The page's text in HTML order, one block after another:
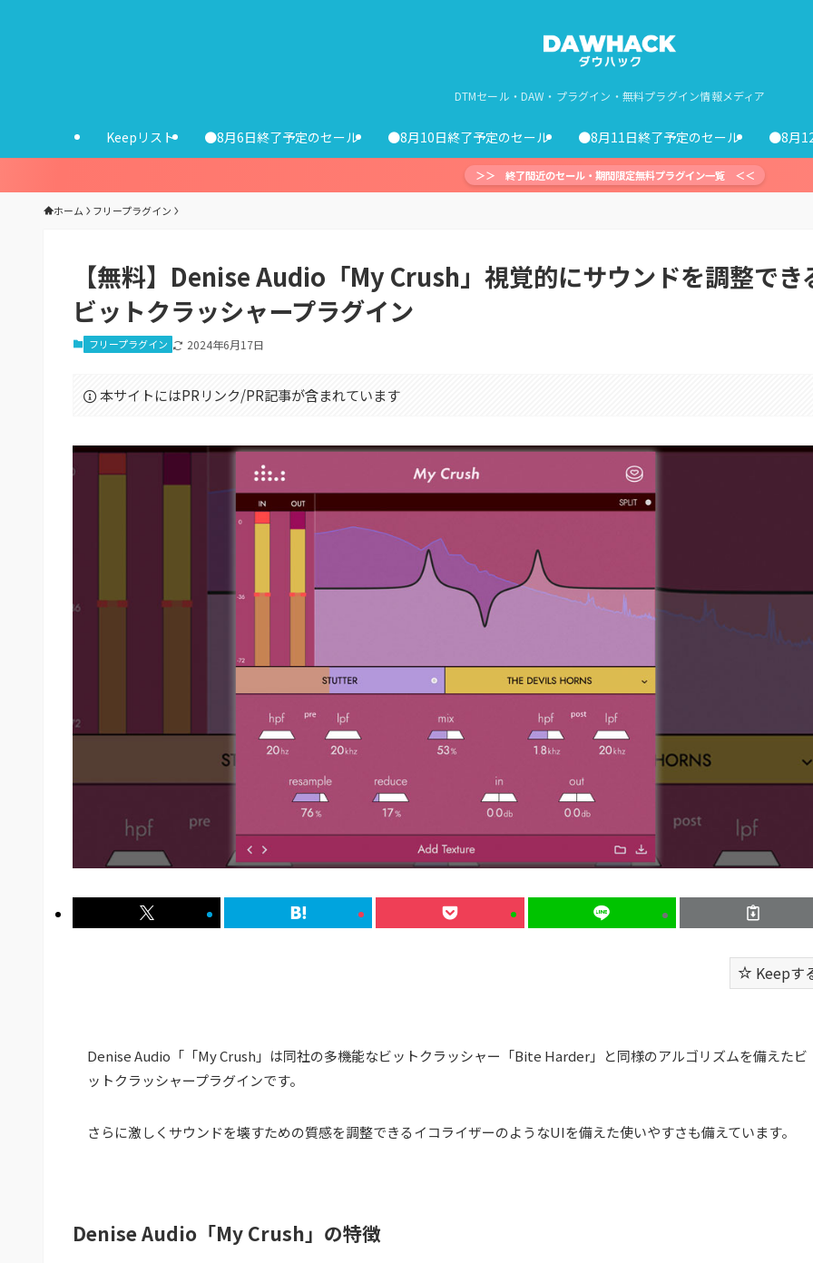
DTMセール・DAW・プラグイン・無料プラグイン情報メディア
Keepリスト ●8月6日終了予定のセール ●8月10日終了予定のセール ●8月11日終了予定のセール ●8月
＞＞ 終了間近のセール・期間限定無料プラグイン一覧 ＜＜
ホーム フリープラグイン
【無料】Denise Audio「My Crush」視覚的にサウンドを調整でき
ビットクラッシャープラグイン
フリープラグイン 2024年6月17日
本サイトにはPRリンク/PR記事が含まれています
Keepす
Denise Audio「「My Crush」は同社の多機能なビットクラッシャー「Bite Harder」と同様のアルゴリズムを備えたビ
ットクラッシャープラグインです。
さらに激しくサウンドを壊すための質感を調整できるイコライザーのようなUIを備えた使いやすさも備えています。
Denise Audio「My Crush」の特徴